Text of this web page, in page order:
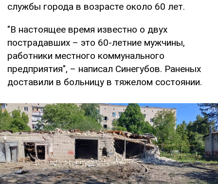
службы города в возрасте около 60 лет.
"В настоящее время известно о двух
пострадавших – это 60-летние мужчины,
работники местного коммунального
предприятия", – написал Синегубов. Раненых
доставили в больницу в тяжелом состоянии.